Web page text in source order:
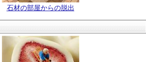
石材の部屋からの脱出